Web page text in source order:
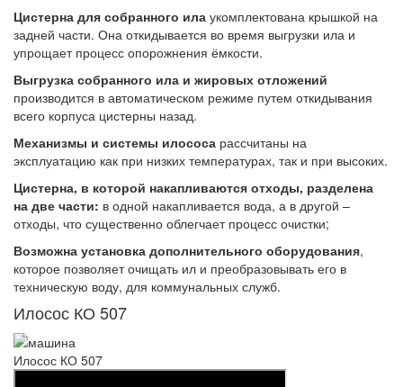
Цистерна для собранного ила укомплектована крышкой на
задней части. Она откидывается во время выгрузки ила и
упрощает процесс опорожнения ёмкости.
Выгрузка собранного ила и жировых отложений
производится в автоматическом режиме путем откидывания
всего корпуса цистерны назад.
Механизмы и системы илососа рассчитаны на
эксплуатацию как при низких температурах, так и при высоких.
Цистерна, в которой накапливаются отходы, разделена
на две части: в одной накапливается вода, а в другой –
отходы, что существенно облегчает процесс очистки;
Возможна установка дополнительного оборудования,
которое позволяет очищать ил и преобразовывать его в
техническую воду, для коммунальных служб.
Илосос КО 507
Илосос КО 507